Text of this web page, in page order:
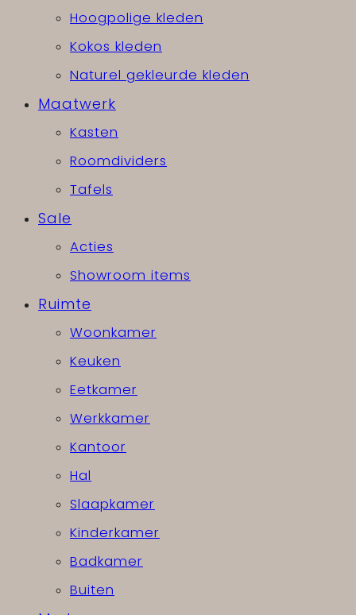
Hoogpolige kleden
Kokos kleden
Naturel gekleurde kleden
Maatwerk
Kasten
Roomdividers
Tafels
Sale
Acties
Showroom items
Ruimte
Woonkamer
Keuken
Eetkamer
Werkkamer
Kantoor
Hal
Slaapkamer
Kinderkamer
Badkamer
Buiten